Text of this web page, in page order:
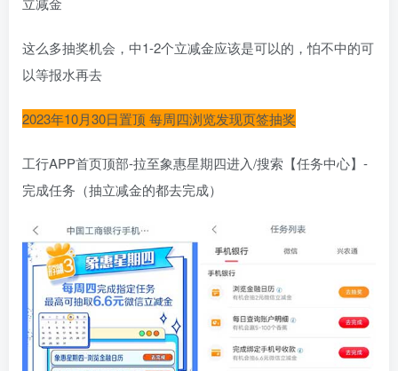
这么多抽奖机会，中1-2个立减金应该是可以的，怕不中的可
以等报水再去
2023年10月30日置顶 每周四浏览发现页签抽奖
工行APP首页顶部-拉至象惠星期四进入/搜索【任务中心】-
完成任务（抽立减金的都去完成）